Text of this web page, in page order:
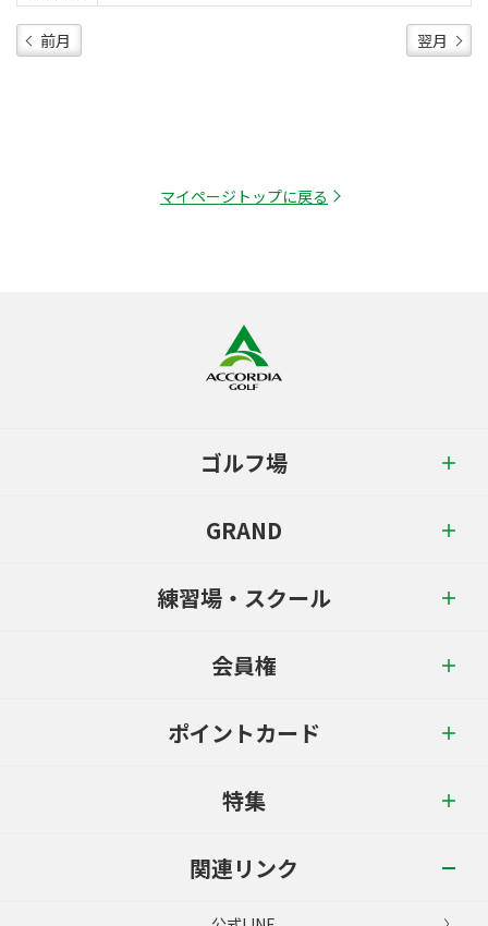
前月 翌月
マイページトップに戻る
ゴルフ場
GRAND
練習場・スクール
会員権
ポイントカード
特集
関連リンク